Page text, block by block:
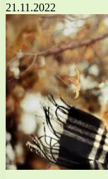
21.11.2022